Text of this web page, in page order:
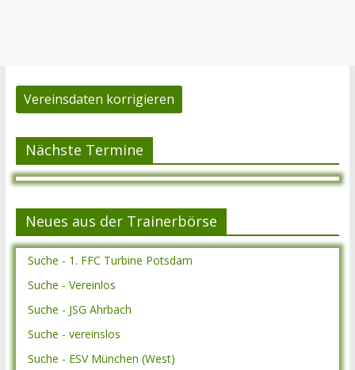
Vereinsdaten korrigieren
Nächste Termine
Neues aus der Trainerbörse
Suche - 1. FFC Turbine Potsdam
Suche - Vereinlos
Suche - JSG Ahrbach
Suche - vereinslos
Suche - ESV München (West)